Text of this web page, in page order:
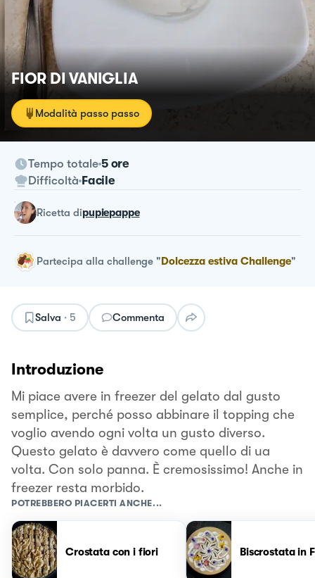
FIOR DI VANIGLIA
Modalità passo passo
Tempo totale 5 ore
Difficoltà Facile
ricetta dipupiepappe
Partecipa alla challenge "Dolcezza estiva Challenge"
Salva · 5 Commenta
Introduzione
Mi piace avere in freezer del gelato dal gusto
semplice, perché posso abbinare il topping che
voglio avendo ogni volta un gusto diverso.
Questo gelato è davvero come quello di ua
volta. Con solo panna. È cremosissimo! Anche in
freezer resta morbido.
POTREBBERO PIACERTI ANCHE...
Crostata con i fiori Biscrostata in